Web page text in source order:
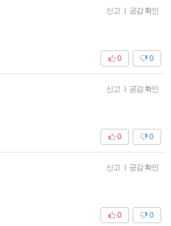
신고 | 공감 확인
0
0
신고 | 공감 확인
0
0
신고 | 공감 확인
0
0